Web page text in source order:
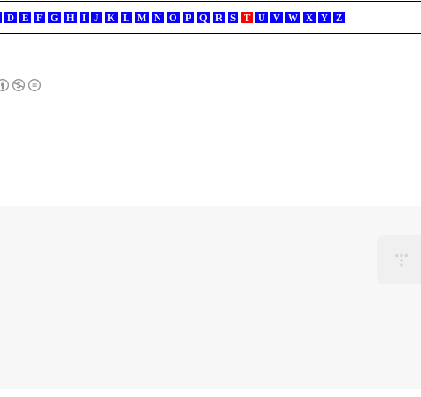
D E F G H I J K L M N O P Q R S T U V W X Y Z